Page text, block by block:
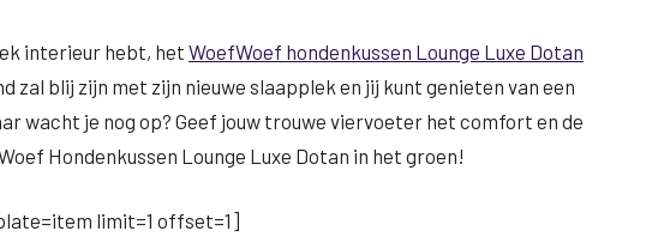
interieur hebt, het WoefWoef hondenkussen Lounge Luxe Dotan
zal blij zijn met zijn nieuwe slaapplek en jij kunt genieten van een
wacht je nog op? Geef jouw trouwe viervoeter het comfort en de
Hondenkussen Lounge Luxe Dotan in het groen!
limit=1 offset=1]